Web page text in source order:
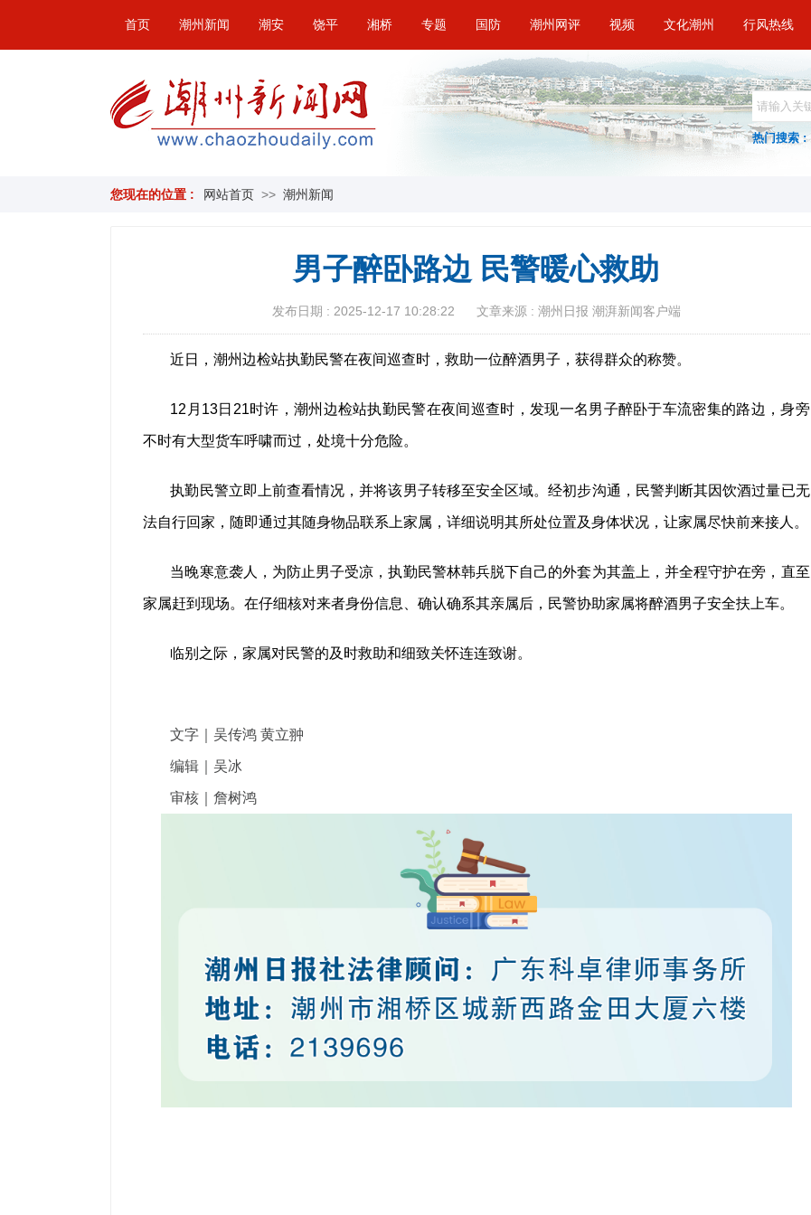
首页 潮州新闻 潮安 饶平 湘桥 专题 国防 潮州网评 视频 文化潮州 行风热线
热门搜索 :
您现在的位置 : 网站首页 >> 潮州新闻
男子醉卧路边 民警暖心救助
发布日期 : 2025-12-17 10:28:22 文章来源 : 潮州日报 潮湃新闻客户端
近日，潮州边检站执勤民警在夜间巡查时，救助一位醉酒男子，获得群众的称赞。
12月13日21时许，潮州边检站执勤民警在夜间巡查时，发现一名男子醉卧于车流密集的路边，身旁
不时有大型货车呼啸而过，处境十分危险。
执勤民警立即上前查看情况，并将该男子转移至安全区域。经初步沟通，民警判断其因饮酒过量已无
法自行回家，随即通过其随身物品联系上家属，详细说明其所处位置及身体状况，让家属尽快前来接人。
当晚寒意袭人，为防止男子受凉，执勤民警林韩兵脱下自己的外套为其盖上，并全程守护在旁，直至
家属赶到现场。在仔细核对来者身份信息、确认确系其亲属后，民警协助家属将醉酒男子安全扶上车。
临别之际，家属对民警的及时救助和细致关怀连连致谢。
文字｜吴传鸿 黄立翀
编辑｜吴冰
审核｜詹树鸿